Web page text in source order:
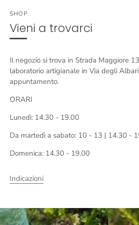
SHOP
Vieni a trovarci
Il negozio si trova in Strada Maggiore
laboratorio artigianale in Via degli
appuntamento.
ORARI
Lunedì: 14.30 - 19.00
Da martedì a sabato: 10 - 13 | 14.30 -
Domenica: 14.30 - 19.00
Indicazioni